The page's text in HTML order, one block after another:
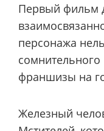
Первый фильм
персонажа
франшизы на
Железный